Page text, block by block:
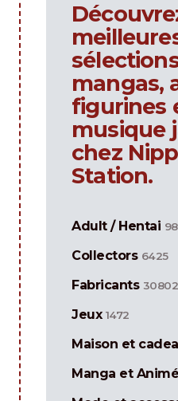
mangas,
figurines
musique
chez
Station.
Adult / Hentai
Collectors 6425
Fabricants 30802
Jeux 1472
Maison et
Manga et Animé